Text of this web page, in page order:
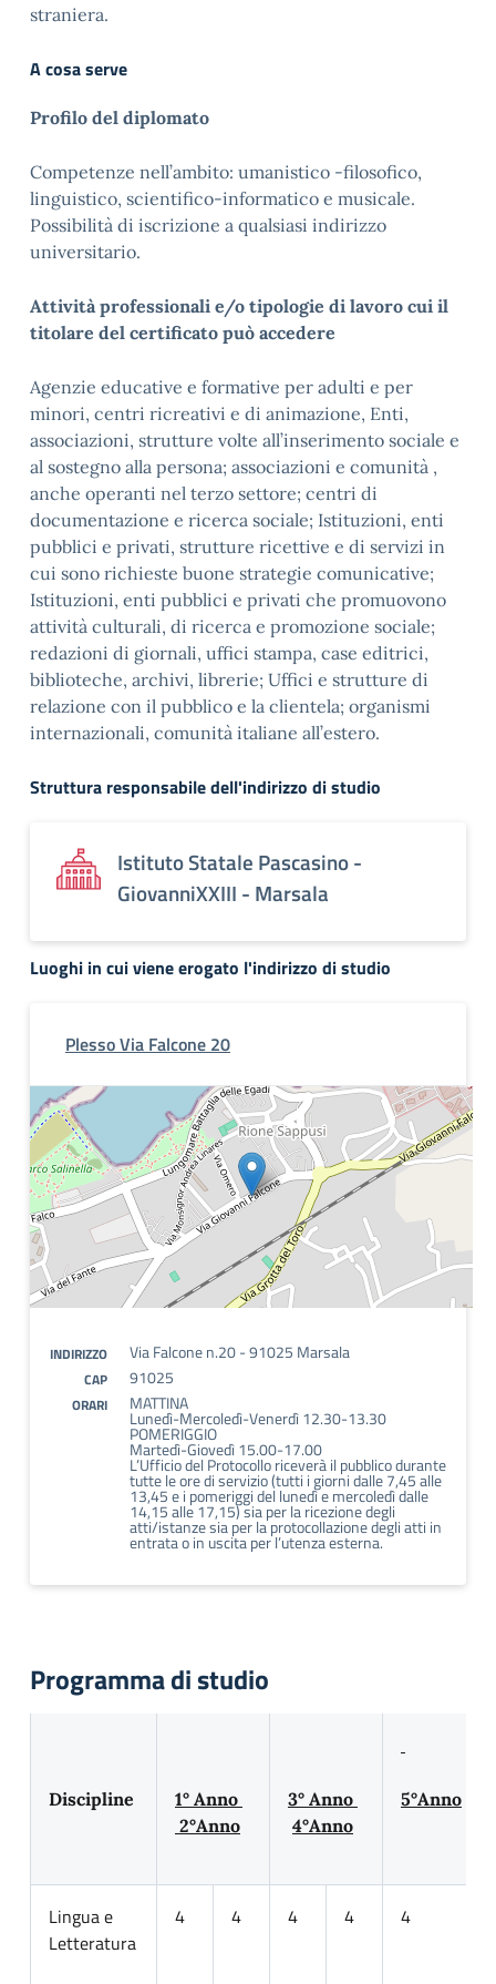
straniera.
A cosa serve
Profilo del diplomato
Competenze nell’ambito: umanistico -filosofico,
linguistico, scientifico-informatico e musicale.
Possibilità di iscrizione a qualsiasi indirizzo
universitario.
Attività professionali e/o tipologie di lavoro cui il
titolare del certificato può accedere
Agenzie educative e formative per adulti e per
minori, centri ricreativi e di animazione, Enti,
associazioni, strutture volte all’inserimento sociale e
al sostegno alla persona; associazioni e comunità ,
anche operanti nel terzo settore; centri di
documentazione e ricerca sociale; Istituzioni, enti
pubblici e privati, strutture ricettive e di servizi in
cui sono richieste buone strategie comunicative;
Istituzioni, enti pubblici e privati che promuovono
attività culturali, di ricerca e promozione sociale;
redazioni di giornali, uffici stampa, case editrici,
biblioteche, archivi, librerie; Uffici e strutture di
relazione con il pubblico e la clientela; organismi
internazionali, comunità italiane all’estero.
Struttura responsabile dell'indirizzo di studio
Istituto Statale Pascasino -
GiovanniXXIII - Marsala
Luoghi in cui viene erogato l'indirizzo di studio
Plesso Via Falcone 20
INDIRIZZO Via Falcone n.20 - 91025 Marsala
CAP 91025
ORARI MATTINA
Lunedì-Mercoledì-Venerdì 12.30-13.30
POMERIGGIO
Martedì-Giovedì 15.00-17.00
L’Ufficio del Protocollo riceverà il pubblico durante
tutte le ore di servizio (tutti i giorni dalle 7,45 alle
13,45 e i pomeriggi del lunedì e mercoledì dalle
14,15 alle 17,15) sia per la ricezione degli
atti/istanze sia per la protocollazione degli atti in
entrata o in uscita per l’utenza esterna.
Programma di studio
Discipline
1° Anno
2°Anno
3° Anno
4°Anno
5°Anno
Lingua e
Letteratura
4 4 4 4 4